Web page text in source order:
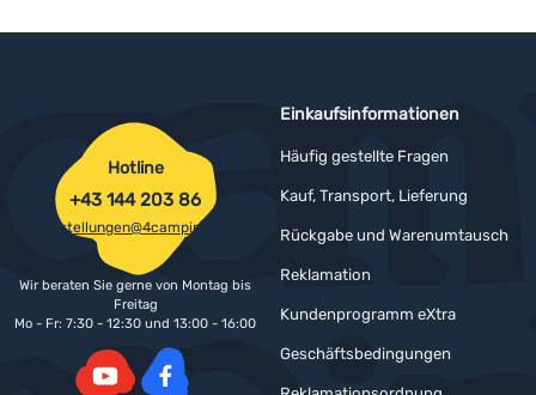
Einkaufsinformationen
Häufig gestellte Fragen
Kauf, Transport, Lieferung
Rückgabe und Warenumtausch
Reklamation
Kundenprogramm eXtra
Geschäftsbedingungen
Hotline
+43 144 203 86
bestellungen@4camping.at
Wir beraten Sie gerne von Montag bis
Freitag
Mo - Fr: 7:30 - 12:30 und 13:00 - 16:00